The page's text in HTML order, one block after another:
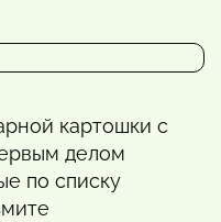
картошки с
делом
по списку